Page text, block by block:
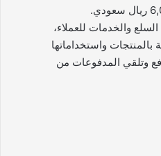
والخدمات للعملاء،
بالمنتجات واستخداماتها
وتلقي المدفوعات من